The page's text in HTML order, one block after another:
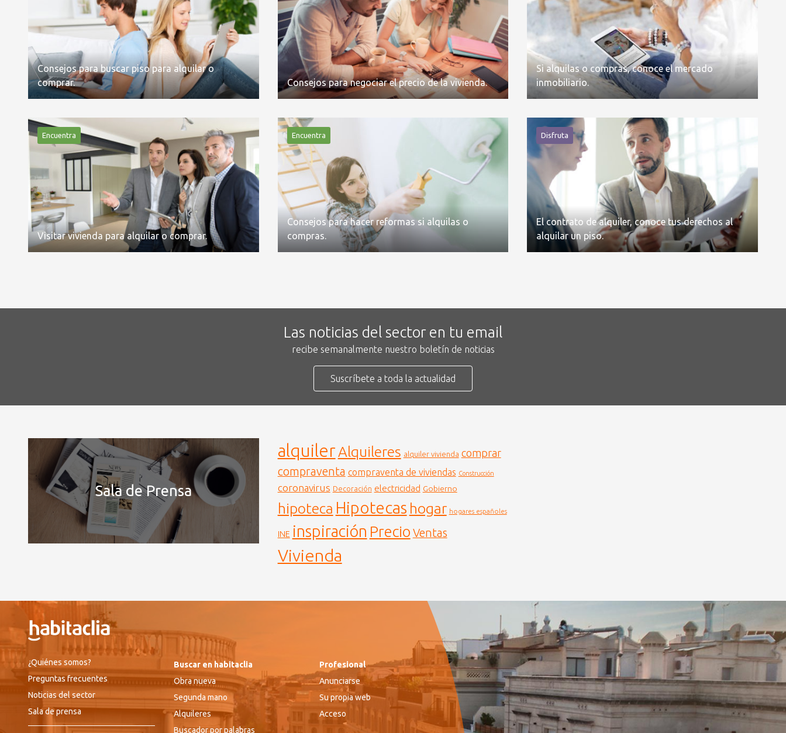
Consejos para buscar piso para alquilar o
comprar.
Consejos para negociar el precio de la vivienda.
Si alquilas o compras, conoce el mercado
inmobiliario.
Encuentra
Visitar vivienda para alquilar o comprar.
Encuentra
Consejos para hacer reformas si alquilas o
compras.
Disfruta
El contrato de alquiler, conoce tus derechos al
alquilar un piso.
Las noticias del sector en tu email
recibe semanalmente nuestro boletín de noticias
Suscríbete a toda la actualidad
Sala de Prensa
alquiler Alquileres alquiler vivienda comprar
compraventa compraventa de viviendas Construcción
coronavirus Decoración electricidad Gobierno
hipoteca Hipotecas hogar hogares españoles
INE inspiración Precio Ventas
Vivienda
¿Quiénes somos?
Preguntas frecuentes
Noticias del sector
Sala de prensa
Buscar en habitaclia
Obra nueva
Segunda mano
Alquileres
Buscador por palabras
Profesional
Anunciarse
Su propia web
Acceso